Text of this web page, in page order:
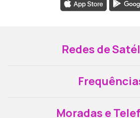
Redes de
Moradas e